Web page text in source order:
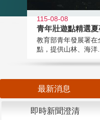
115-08-08
青年壯遊點精選
教育部青年發展署
點，提供山林、海洋...
最新消息
即時新聞澄清